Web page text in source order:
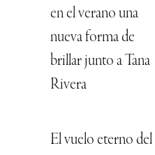
en el verano una
nueva forma de
brillar junto a Tana
Rivera
El vuelo eterno del